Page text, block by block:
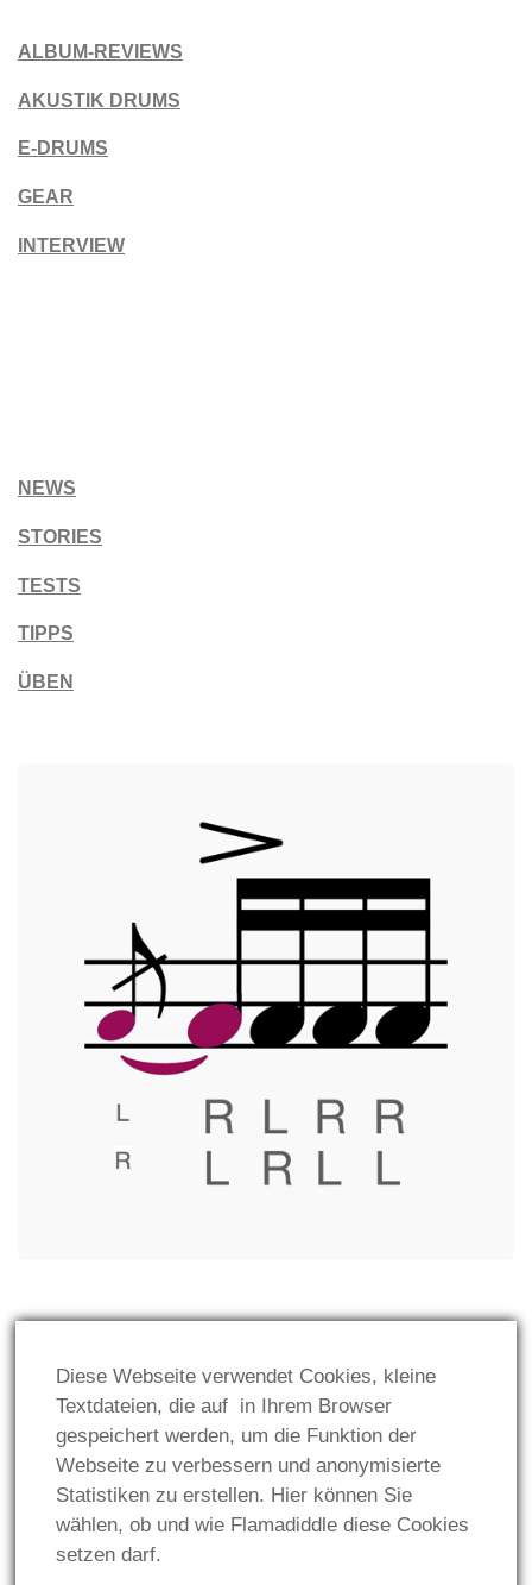
ALBUM-REVIEWS
AKUSTIK DRUMS
E-DRUMS
GEAR
INTERVIEW
NEWS
STORIES
TESTS
TIPPS
ÜBEN
Impressum
Datenschutz
Diese Webseite verwendet Cookies, kleine
Textdateien, die auf in Ihrem Browser
gespeichert werden, um die Funktion der
Webseite zu verbessern und anonymisierte
Statistiken zu erstellen. Hier können Sie
wählen, ob und wie Flamadiddle diese Cookies
setzen darf.